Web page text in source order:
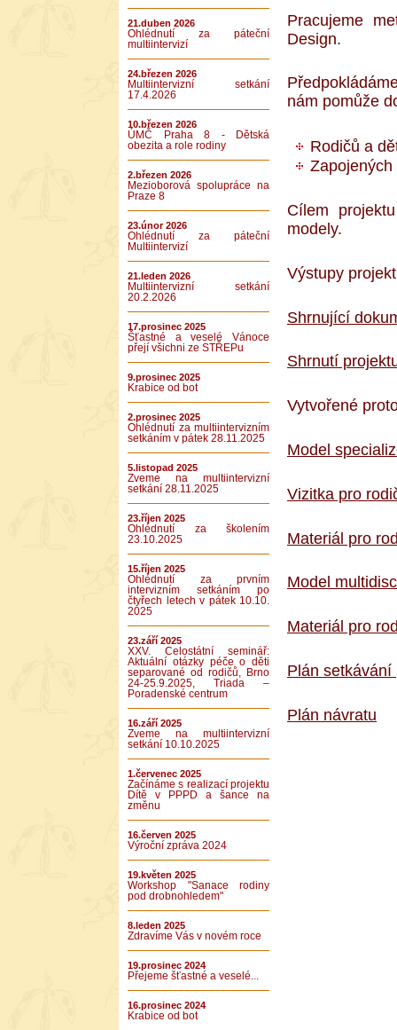
21.duben 2026
Ohlédnutí za páteční
multiintervizí
24.březen 2026
Multiintervizní setkání
17.4.2026
10.březen 2026
ÚMČ Praha 8 - Dětská
obezita a role rodiny
2.březen 2026
Mezioborová spolupráce na
Praze 8
23.únor 2026
Ohlédnutí za páteční
Multiintervizí
21.leden 2026
Multiintervizní setkání
20.2.2026
17.prosinec 2025
Šťastné a veselé Vánoce
přejí všichni ze STŘEPu
9.prosinec 2025
Krabice od bot
2.prosinec 2025
Ohlédnutí za multiintervizním
setkáním v pátek 28.11.2025
5.listopad 2025
Zveme na multiintervizní
setkání 28.11.2025
23.říjen 2025
Ohlédnutí za školením
23.10.2025
15.říjen 2025
Ohlédnutí za prvním
intervizním setkáním po
čtyřech letech v pátek 10.10.
2025
23.září 2025
XXV. Celostátní seminář:
Aktuální otázky péče o děti
separované od rodičů, Brno
24-25.9.2025, Triada –
Poradenské centrum
16.září 2025
Zveme na multiintervizní
setkání 10.10.2025
1.červenec 2025
Začínáme s realizací projektu
Dítě v PPPD a šance na
změnu
16.červen 2025
Výroční zpráva 2024
19.květen 2025
Workshop "Sanace rodiny
pod drobnohledem"
8.leden 2025
Zdravíme Vás v novém roce
19.prosinec 2024
Přejeme šťastné a veselé...
16.prosinec 2024
Krabice od bot
Pracujeme
Design.
nám pomůže
Rodičů a
Cílem
modely.
Výstupy
Shrnující
Shrnutí
Vytvořené
Model
Vizitka pro
Materiál pro
Model
Materiál pro
Plán setkávání
Plán návratu